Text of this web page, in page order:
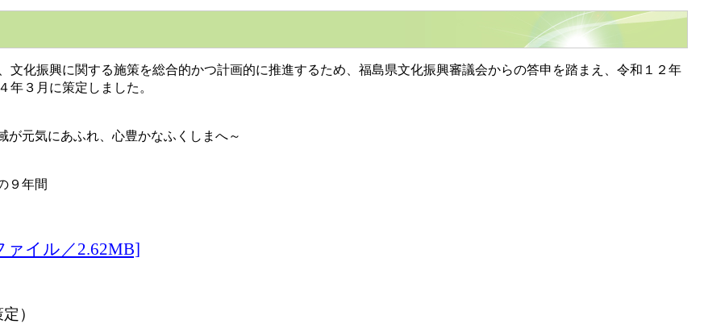
化振興に関する施策を総合的かつ計画的に推進するため、福島県文化振興審議会からの答申を踏まえ、令和１２年
年３月に策定しました。
元気にあふれ、心豊かなふくしまへ～
９年間
ァイル／2.62MB]
）